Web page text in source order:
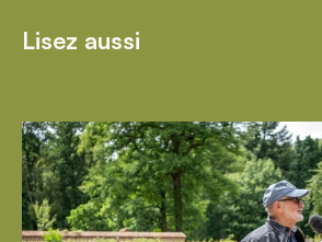
Lisez aussi